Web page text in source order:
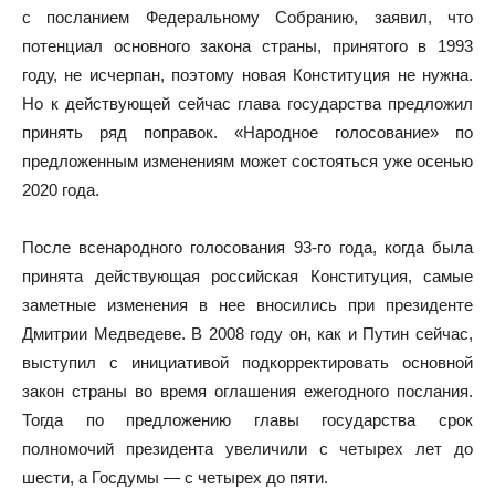
с посланием Федеральному Собранию, заявил, что
потенциал основного закона страны, принятого в 1993
году, не исчерпан, поэтому новая Конституция не нужна.
Но к действующей сейчас глава государства предложил
принять ряд поправок. «Народное голосование» по
предложенным изменениям может состояться уже осенью
2020 года.
После всенародного голосования 93-го года, когда была
принята действующая российская Конституция, самые
заметные изменения в нее вносились при президенте
Дмитрии Медведеве. В 2008 году он, как и Путин сейчас,
выступил с инициативой подкорректировать основной
закон страны во время оглашения ежегодного послания.
Тогда по предложению главы государства срок
полномочий президента увеличили с четырех лет до
шести, а Госдумы — с четырех до пяти.